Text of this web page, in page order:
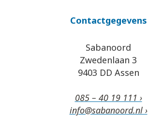
Contactgegevens
Sabanoord
Zwedenlaan 3
9403 DD Assen
085 – 40 19 111 ›
info@sabanoord.nl ›